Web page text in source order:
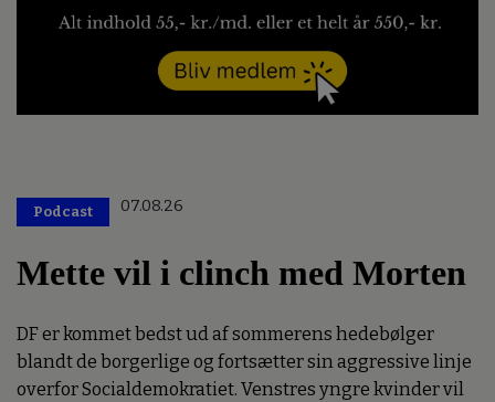
Podcast 07.08.26
Mette vil i clinch med Morten
DF er kommet bedst ud af sommerens hedebølger
blandt de borgerlige og fortsætter sin aggressive linje
overfor Socialdemokratiet. Venstres yngre kvinder vil